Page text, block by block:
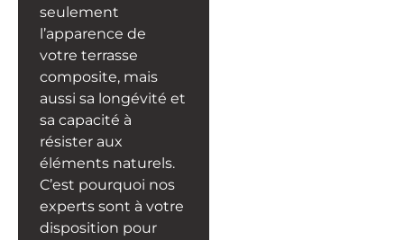
seulement
l’apparence de
votre terrasse
composite, mais
aussi sa longévité et
sa capacité à
résister aux
éléments naturels.
C’est pourquoi nos
experts sont à votre
disposition pour